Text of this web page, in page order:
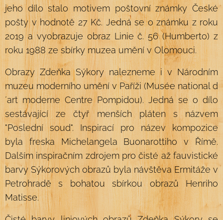
jeho dílo stalo motivem poštovní známky České
pošty v hodnotě 27 Kč. Jedná se o známku z roku
2019 a vyobrazuje obraz Linie č. 56 (Humberto) z
roku 1988 ze sbírky muzea umění v Olomouci.
Obrazy Zdeňka Sýkory nalezneme i v Národním
muzeu moderního umění v Paříži (Musée national d
´art moderne Centre Pompidou). Jedná se o dílo
sestávající ze čtyř menších pláten s názvem
"Poslední soud". Inspirací pro název kompozice
byla freska Michelangela Buonarottiho v Římě.
Dalším inspiračním zdrojem pro čisté až fauvistické
barvy Sýkorových obrazů byla návštěva Ermitáže v
Petrohradě s bohatou sbírkou obrazů Henriho
Matisse.